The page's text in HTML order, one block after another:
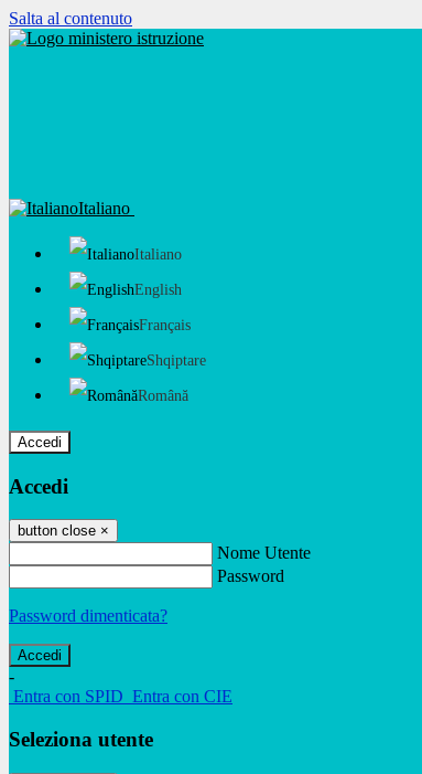
Salta al contenuto
Italiano
Italiano
English
Français
Shqiptare
Română
Accedi
Accedi
button close ×
Nome Utente
Password
Password dimenticata?
-
Entra con SPID Entra con CIE
Seleziona utente